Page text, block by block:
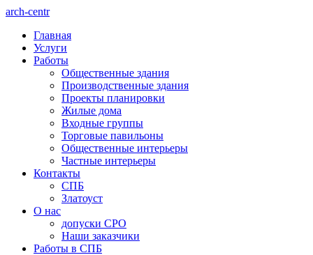
arch-centr
Главная
Услуги
Работы
Общественные здания
Производственные здания
Проекты планировки
Жилые дома
Входные группы
Торговые павильоны
Общественные интерьеры
Частные интерьеры
Контакты
СПБ
Златоуст
О нас
допуски СРО
Наши заказчики
Работы в СПБ